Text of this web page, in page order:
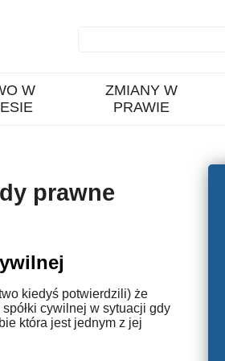
W
ZMIANY W
PRAWIE
prawne
kiedyś potwierdzili) że
cywilnej w sytuacji gdy
która jest jednym z jej